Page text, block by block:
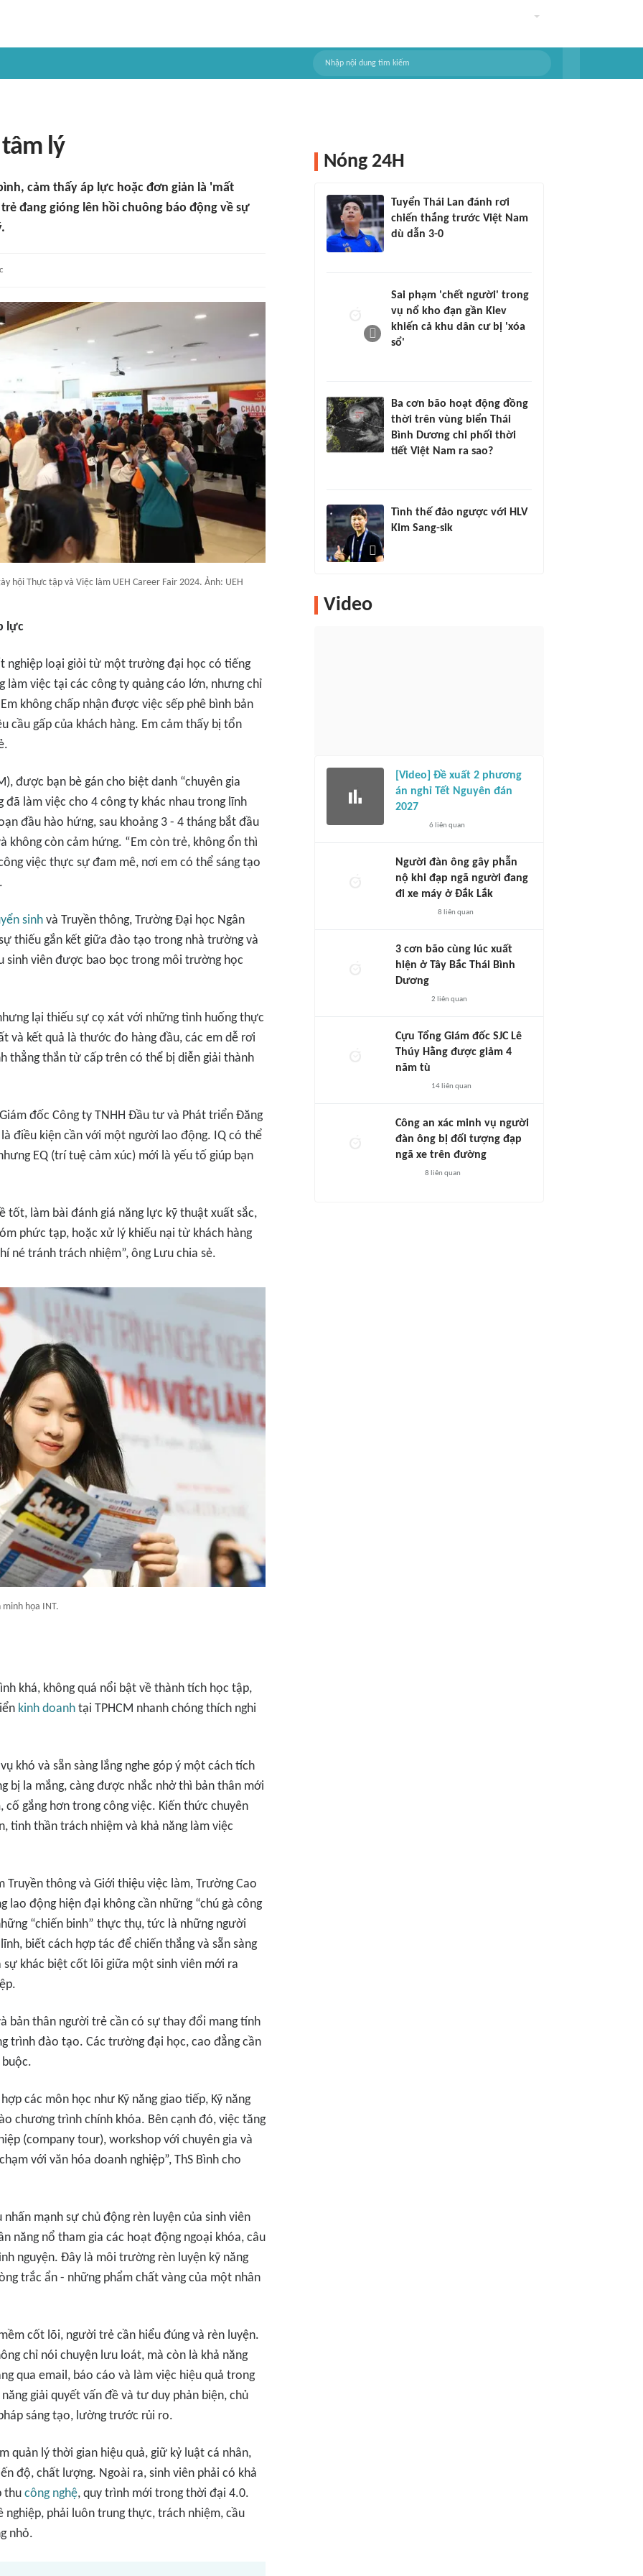
lý
cảm thấy áp lực hoặc đơn giản là 'mất
đang gióng lên hồi chuông báo động về sự
hội Thực tập và Việc làm UEH Career Fair 2024. Ảnh: UEH
lực
nghiệp loại giỏi từ một trường đại học có tiếng
làm việc tại các công ty quảng cáo lớn, nhưng chỉ
không chấp nhận được việc sếp phê bình bản
cầu gấp của khách hàng. Em cảm thấy bị tổn
được bạn bè gán cho biệt danh “chuyên gia
đã làm việc cho 4 công ty khác nhau trong lĩnh
đầu hào hứng, sau khoảng 3 - 4 tháng bắt đầu
không còn cảm hứng. “Em còn trẻ, không ổn thì
việc thực sự đam mê, nơi em có thể sáng tạo
sinh và Truyền thông, Trường Đại học Ngân
thiếu gắn kết giữa đào tạo trong nhà trường và
sinh viên được bao bọc trong môi trường học
lại thiếu sự cọ xát với những tình huống thực
và kết quả là thước đo hàng đầu, các em dễ rơi
thẳng thắn từ cấp trên có thể bị diễn giải thành
đốc Công ty TNHH Đầu tư và Phát triển Đăng
điều kiện cần với một người lao động. IQ có thể
EQ (trí tuệ cảm xúc) mới là yếu tố giúp bạn
tốt, làm bài đánh giá năng lực kỹ thuật xuất sắc,
phức tạp, hoặc xử lý khiếu nại từ khách hàng
né tránh trách nhiệm”, ông Lưu chia sẻ.
minh họa INT.
khá, không quá nổi bật về thành tích học tập,
kinh doanh tại TPHCM nhanh chóng thích nghi
khó và sẵn sàng lắng nghe góp ý một cách tích
bị la mắng, càng được nhắc nhở thì bản thân mới
gắng hơn trong công việc. Kiến thức chuyên
tinh thần trách nhiệm và khả năng làm việc
Truyền thông và Giới thiệu việc làm, Trường Cao
lao động hiện đại không cần những “chú gà công
“chiến binh” thực thụ, tức là những người
biết cách hợp tác để chiến thắng và sẵn sàng
khác biệt cốt lõi giữa một sinh viên mới ra
bản thân người trẻ cần có sự thay đổi mang tính
trình đào tạo. Các trường đại học, cao đẳng cần
các môn học như Kỹ năng giao tiếp, Kỹ năng
chương trình chính khóa. Bên cạnh đó, việc tăng
(company tour), workshop với chuyên gia và
với văn hóa doanh nghiệp”, ThS Bình cho
mạnh sự chủ động rèn luyện của sinh viên
năng nổ tham gia các hoạt động ngoại khóa, câu
nguyện. Đây là môi trường rèn luyện kỹ năng
trắc ẩn - những phẩm chất vàng của một nhân
cốt lõi, người trẻ cần hiểu đúng và rèn luyện.
chỉ nói chuyện lưu loát, mà còn là khả năng
qua email, báo cáo và làm việc hiệu quả trong
giải quyết vấn đề và tư duy phản biện, chủ
sáng tạo, lường trước rủi ro.
quản lý thời gian hiệu quả, giữ kỷ luật cá nhân,
độ, chất lượng. Ngoài ra, sinh viên phải có khả
thu công nghệ, quy trình mới trong thời đại 4.0.
phải luôn trung thực, trách nhiệm, cầu
nhỏ.
Nóng 24H
Tuyển Thái Lan đánh rơi
chiến thắng trước Việt Nam
dù dẫn 3-0
Sai phạm 'chết người' trong
vụ nổ kho đạn gần Kiev
khiến cả khu dân cư bị 'xóa
sổ'
Ba cơn bão hoạt động đồng
thời trên vùng biển Thái
Bình Dương chi phối thời
tiết Việt Nam ra sao?
Tình thế đảo ngược với HLV
Kim Sang-sik
Video
[Video] Đề xuất 2 phương
án nghỉ Tết Nguyên đán
2027
6 liên quan
Người đàn ông gây phẫn
nộ khi đạp ngã người đang
đi xe máy ở Đắk Lắk
8 liên quan
3 cơn bão cùng lúc xuất
hiện ở Tây Bắc Thái Bình
Dương
2 liên quan
Cựu Tổng Giám đốc SJC Lê
Thúy Hằng được giảm 4
năm tù
14 liên quan
Công an xác minh vụ người
đàn ông bị đối tượng đạp
ngã xe trên đường
8 liên quan